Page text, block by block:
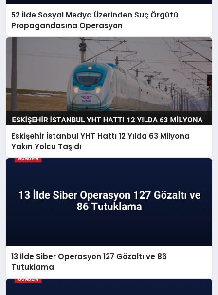
52 İlde Sosyal Medya Üzerinden Suç Örgütü
Propagandasına Operasyon
Eskişehir İstanbul YHT Hattı 12 Yılda 63 Milyona
Yakın Yolcu Taşıdı
13 İlde Siber Operasyon 127 Gözaltı ve 86
Tutuklama